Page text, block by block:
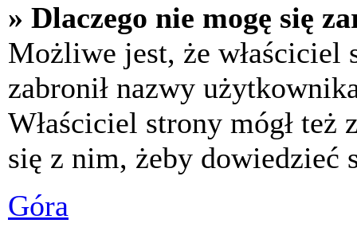
» Dlaczego nie mogę się
Możliwe jest, że właściciel
zabronił nazwy
Właściciel strony mógł
się z nim, żeby dowiedzieć
Góra